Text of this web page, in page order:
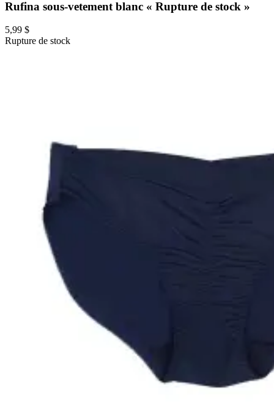
Rufina sous-vetement blanc « Rupture de stock »
5,99 $
Rupture de stock